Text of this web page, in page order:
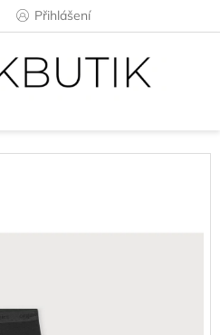
Přihlášení